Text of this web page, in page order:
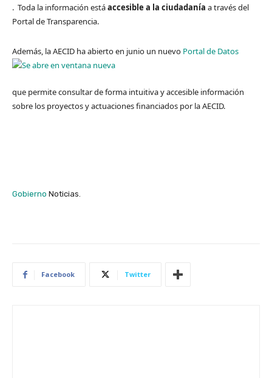
. Toda la información estáaccesible a la ciudadanía a través del
Portal de Transparencia.
Además, la AECID ha abierto en junio un nuevo Po​rtal ​de Datos
que permite consultar de forma intuitiva y accesible información
sobre los proyectos y actuaciones financiados por la AECID.
Gobierno Noticias.
Facebook Twitter